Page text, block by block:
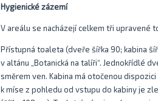
Hygienické zázemí
V areálu se nacházejí celkem tři upravené
Přístupná toaleta (dveře šířka 90; kabina
v altánu „Botanická na talíři“. Jednokřídlé
směrem ven. Kabina má otočenou
k míse z pohledu od vstupu do kabiny je